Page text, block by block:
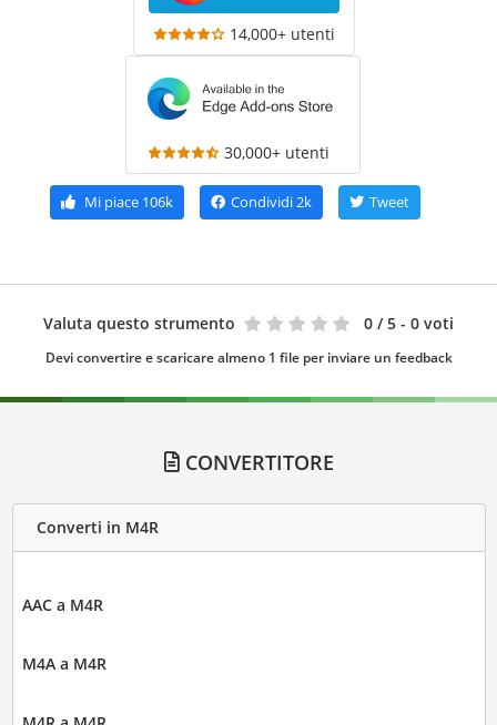
14,000+ utenti
30,000+ utenti
Mi piace 106k Condividi2k Tweet
Valuta questo strumento 0 / 5 - 0 voti
Devi convertire e scaricare almeno 1 file per inviare un feedback
CONVERTITORE
Converti in M4R
AAC a M4R
M4A a M4R